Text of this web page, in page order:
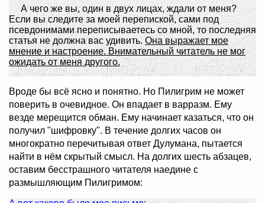
А чего же вы, один в двух лицах, ждали от меня?
Если вы следите за моей перепиской, сами под
псевдонимами переписываетесь со мной, то последняя
статья не должна вас удивить. Она выражает мое
мнение и настроение. Внимательный читатель не мог
ожидать от меня другого.
Вроде бы всё ясно и понятно. Но Пилигрим не может
поверить в очевидное. Он впадает в варразм. Ему
везде мерещится обман. Ему начинает казаться, что он
получил "шифровку". В течение долгих часов он
многократно перечитывая ответ Дулумана, пытается
найти в нём скрытый смысл. На долгих шесть абзацев,
оставим бесстрашного читателя наедине с
размышляющим Пилигримом: